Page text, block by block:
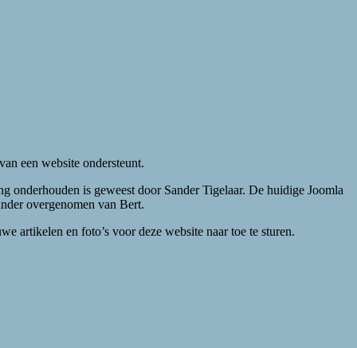
een website ondersteunt.
onderhouden is geweest door Sander Tigelaar. De huidige Joomla
overgenomen van Bert.
artikelen en foto’s voor deze website naar toe te sturen.